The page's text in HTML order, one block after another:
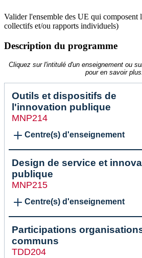
Valider l'ensemble des UE qui composent
collectifs et/ou rapports individuels)
Description du programme
Cliquez sur l'intitulé d'un enseignement ou
pour en savoir plus.
Outils et dispositifs de
l'innovation publique
MNP214
Centre(s) d'enseignement
Design de service et
publique
MNP215
Centre(s) d'enseignement
Participations
communs
TDD204